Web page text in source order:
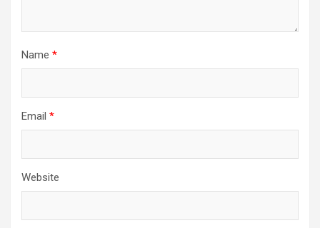
Name *
Email *
Website